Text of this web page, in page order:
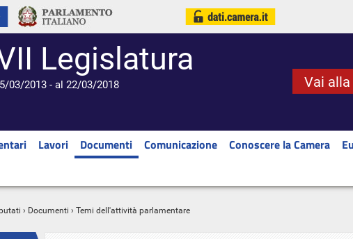
Legislatura
03/2013 - al 22/03/2018 Vai
Lavori Documenti Comunicazione Conoscere la Camera
› Documenti › Temi dell'attività parlamentare